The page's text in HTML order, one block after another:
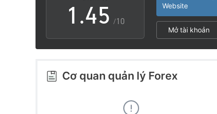
1
2
3
.4
5
6
5
6
7
/10
Website
Mở tài khoản
Cơ quan quản lý Forex